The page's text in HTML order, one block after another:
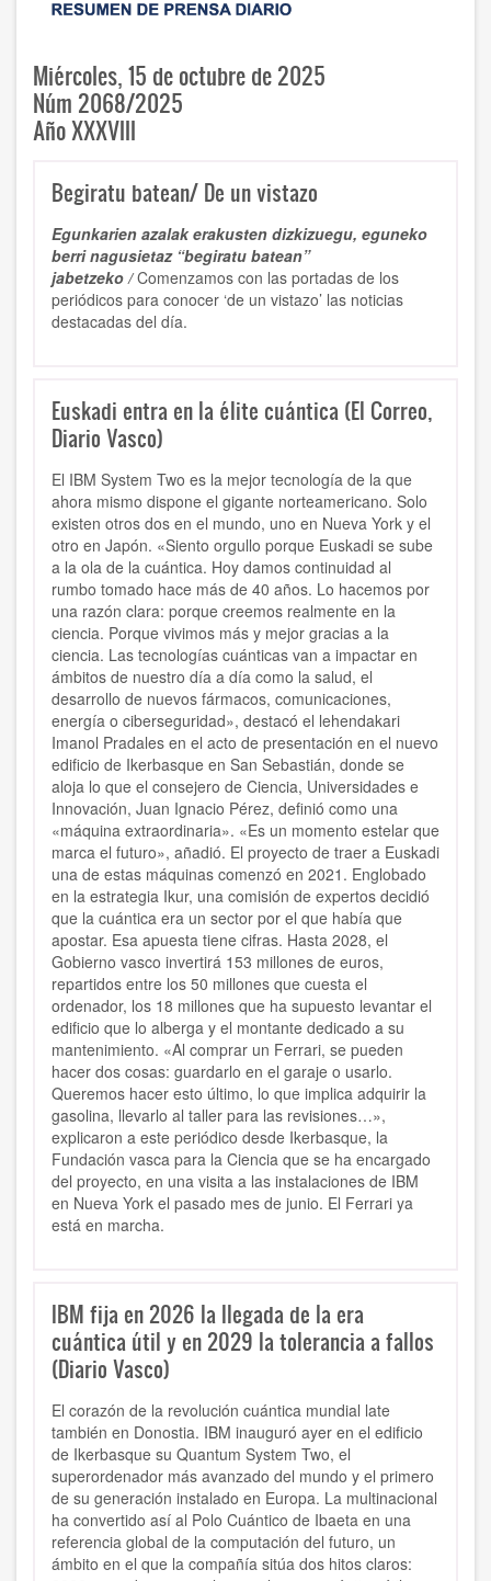
Miércoles, 15 de octubre de 2025
Núm 2068/2025
Año XXXVIII
Begiratu batean/ De un vistazo
Egunkarien azalak erakusten dizkizuegu, eguneko
berri nagusietaz “begiratu batean”
jabetzeko /Comenzamos con las portadas de los
periódicos para conocer ‘de un vistazo’ las noticias
destacadas del día.
Euskadi entra en la élite cuántica (El Correo,
Diario Vasco)
El IBM System Two es la mejor tecnología de la que
ahora mismo dispone el gigante norteamericano. Solo
existen otros dos en el mundo, uno en Nueva York y el
otro en Japón. «Siento orgullo porque Euskadi se sube
a la ola de la cuántica. Hoy damos continuidad al
rumbo tomado hace más de 40 años. Lo hacemos por
una razón clara: porque creemos realmente en la
ciencia. Porque vivimos más y mejor gracias a la
ciencia. Las tecnologías cuánticas van a impactar en
ámbitos de nuestro día a día como la salud, el
desarrollo de nuevos fármacos, comunicaciones,
energía o ciberseguridad», destacó el lehendakari
Imanol Pradales en el acto de presentación en el nuevo
edificio de Ikerbasque en San Sebastián, donde se
aloja lo que el consejero de Ciencia, Universidades e
Innovación, Juan Ignacio Pérez, definió como una
«máquina extraordinaria». «Es un momento estelar que
marca el futuro», añadió. El proyecto de traer a Euskadi
una de estas máquinas comenzó en 2021. Englobado
en la estrategia Ikur, una comisión de expertos decidió
que la cuántica era un sector por el que había que
apostar. Esa apuesta tiene cifras. Hasta 2028, el
Gobierno vasco invertirá 153 millones de euros,
repartidos entre los 50 millones que cuesta el
ordenador, los 18 millones que ha supuesto levantar el
edificio que lo alberga y el montante dedicado a su
mantenimiento. «Al comprar un Ferrari, se pueden
hacer dos cosas: guardarlo en el garaje o usarlo.
Queremos hacer esto último, lo que implica adquirir la
gasolina, llevarlo al taller para las revisiones…»,
explicaron a este periódico desde Ikerbasque, la
Fundación vasca para la Ciencia que se ha encargado
del proyecto, en una visita a las instalaciones de IBM
en Nueva York el pasado mes de junio. El Ferrari ya
está en marcha.
IBM fija en 2026 la llegada de la era
cuántica útil y en 2029 la tolerancia a fallos
(Diario Vasco)
El corazón de la revolución cuántica mundial late
también en Donostia. IBM inauguró ayer en el edificio
de Ikerbasque su Quantum System Two, el
superordenador más avanzado del mundo y el primero
de su generación instalado en Europa. La multinacional
ha convertido así al Polo Cuántico de Ibaeta en una
referencia global de la computación del futuro, un
ámbito en el que la compañía sitúa dos hitos claros: